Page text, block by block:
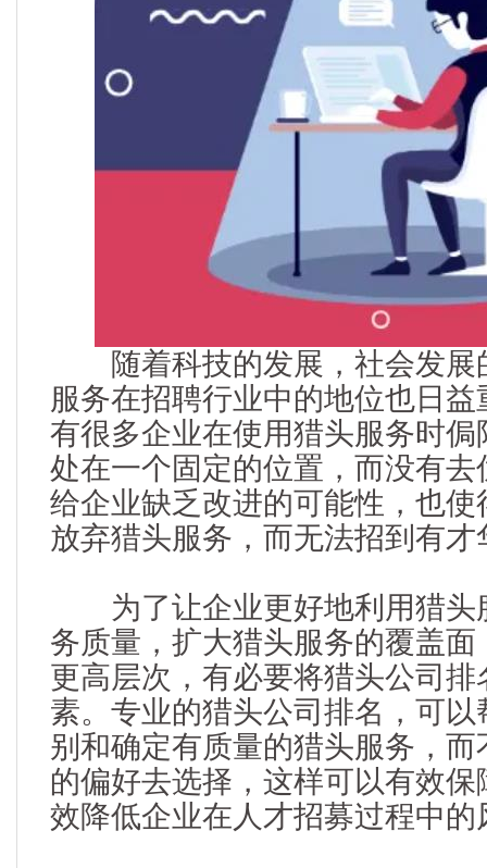
随着科技的发展，社会发展
服务在招聘行业中的地位也日
有很多企业在使用猎头服务时
处在一个固定的位置，而没有
给企业缺乏改进的可能性，也
放弃猎头服务，而无法招到有才
为了让企业更好地利用猎头
务质量，扩大猎头服务的覆盖
更高层次，有必要将猎头公司
素。专业的猎头公司排名，可
别和确定有质量的猎头服务，
的偏好去选择，这样可以有效
效降低企业在人才招募过程中的